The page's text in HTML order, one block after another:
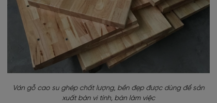
Ván gỗ cao su ghép chất lượng, bền đẹp được dùng để sản
xuất bàn vi tính, bàn làm việc